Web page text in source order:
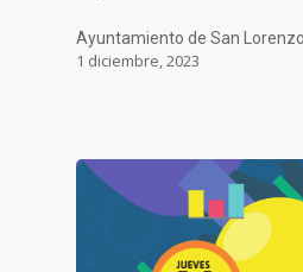
Ayuntamiento de San Lorenzo
1 diciembre, 2023